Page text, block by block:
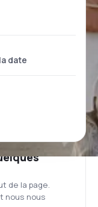
de la page.
nous nous